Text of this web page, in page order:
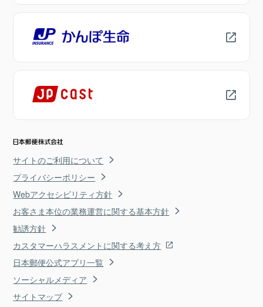
サイトのご利用について
プライバシーポリシー
Webアクセシビリティ方針
お客さま本位の業務運営に関する基本方針
勧誘方針
カスタマーハラスメントに関する考え方
日本郵便公式アプリ一覧
ソーシャルメディア
サイトマップ